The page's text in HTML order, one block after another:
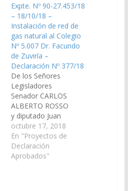
Expte. Nº 90-27.453/18
– 18/10/18 –
Instalación de red de
gas natural al Colegio
Nº 5.007 Dr. Facundo
de Zuviría –
Declaración Nº 377/18
De los Señores
Legisladores
Senador CARLOS
ALBERTO ROSSO
y diputado Juan
Fernández, viendo con
agrado que el Poder
Ejecutivo Provincial
incorpore al Plan de
octubre 17, 2018
En "Proyectos de
Declaración
Aprobados"